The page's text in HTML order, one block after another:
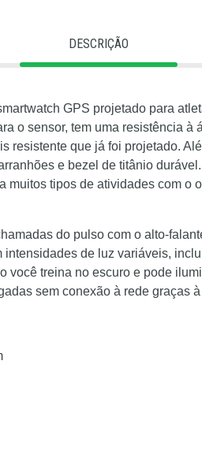
DESCRIÇÃO
GPS projetado para
o sensor, tem uma resistência à
resistente que já foi projetado.
e bezel de titânio
muitos tipos de atividades com o
do pulso com o alto-
de luz variáveis,
você treina no escuro e pode
sem conexão à rede graças